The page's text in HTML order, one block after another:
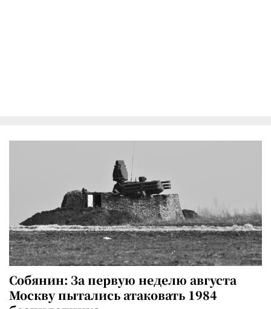
Собянин: За первую неделю августа
Москву пытались атаковать 1984